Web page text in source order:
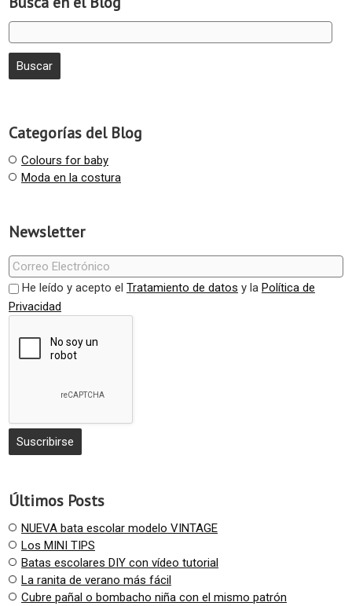
Categorías del Blog
Colours for baby
Moda en la costura
Newsletter
He leído y acepto el Tratamiento de datos y la Política de
Privacidad
Últimos Posts
NUEVA bata escolar modelo VINTAGE
Los MINI TIPS
Batas escolares DIY con vídeo tutorial
La ranita de verano más fácil
Cubre pañal o bombacho niña con el mismo patrón